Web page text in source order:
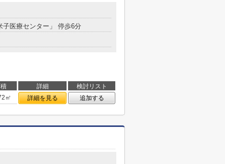
子医療センター」 停歩6分
詳細
検討リスト
㎡ 詳細を見る 追加する